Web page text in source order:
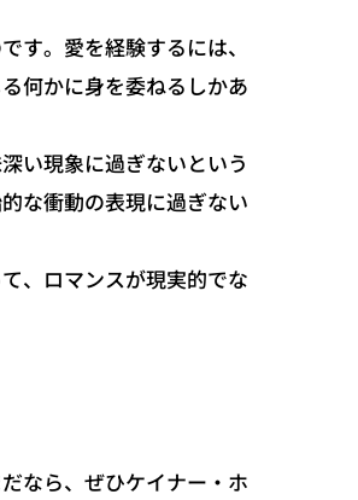
す。愛を経験するには、
何かに身を委ねるしかあ
い現象に過ぎないという
な衝動の表現に過ぎない
、ロマンスが現実的でな
なら、ぜひケイナー・ホ